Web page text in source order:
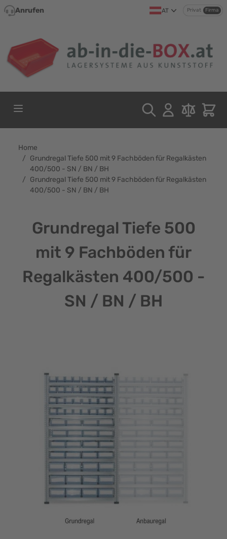
Direkt zum Inhalt
Anrufen AT Privat Firma
Home
/ Grundregal Tiefe 500 mit 9 Fachböden für Regalkästen
400/500 - SN / BN / BH
/ Grundregal Tiefe 500 mit 9 Fachböden für Regalkästen
400/500 - SN / BN / BH
Grundregal Tiefe 500
mit 9 Fachböden für
Regalkästen 400/500 -
SN / BN / BH